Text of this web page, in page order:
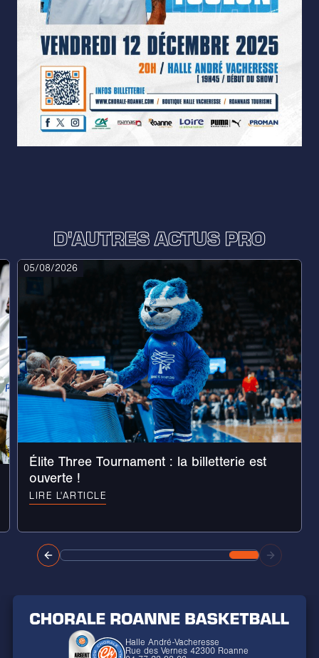
D'AUTRES ACTUS PRO
05/08/2026
Élite Three Tournament : la billetterie est
ouverte !
LIRE L'ARTICLE
Halle André-Vacheresse
Rue des Vernes 42300 Roanne